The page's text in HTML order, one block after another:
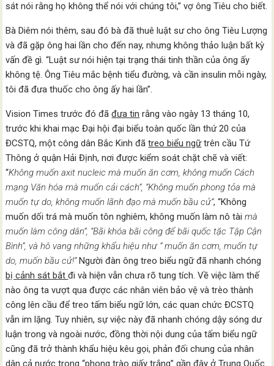
sát nói rằng họ không thể nói với chúng tôi,” vợ ông Tiêu cho biết.
Bà Diêm nói thêm, sau đó bà đã thuê luật sư cho ông Tiêu Lượng
và đã gặp ông hai lần cho đến nay, nhưng không thảo luận bất kỳ
vấn đề gì. “Luật sư nói hiện tại trạng thái tinh thần của ông ấy
không tệ. Ông Tiêu mắc bệnh tiểu đường, và cần insulin mỗi ngày,
tôi đã đưa thuốc cho ông ấy hai lần”.
Vision Times trước đó đãđưa tin rằng vào ngày 13 tháng 10,
trước khi khai mạc Đại hội đại biểu toàn quốc lần thứ 20 của
ĐCSTQ, một công dân Bắc Kinh đãtreo biểu ngữtrên cầu Tứ
Thông ở quận Hải Định, nơi được kiểm soát chặt chẽ và viết:
“Không muốn axit nucleic mà muốn ăn cơm, không muốn Cách
mạng Văn hóa mà muốn cải cách”, “Không muốn phong tỏa mà
muốn tự do, không muốn lãnh đạo mà muốn bầu cử”, “Không
muốn dối trá mà muốn tôn nghiêm, không muốn làm nô tàimà
muốn làm công dân”, “Bãi khóa bãi công để bãi quốc tặc Tập Cận
Bình”, và hô vang những khẩu hiệu như ” muốn ăn cơm, muốn tự
do, muốn bầu cử!”Người đàn ông treo biểu ngữ đã nhanh chóng
bị cảnh sát bắtđi và hiện vẫn chưa rõ tung tích. Về việc làm thế
nào ông ta vượt qua được các nhân viên bảo vệ và trèo thành
công lên cầu để treo tấm biểu ngữ lớn, các quan chức ĐCSTQ
vẫn im lặng. Tuy nhiên, sự việc này đã nhanh chóng dậy sóng dư
luận trong và ngoài nước, đồng thời nội dung của tấm biểu ngữ
cũng đã trở thành khẩu hiệu kêu gọi, phản đối chung của nhân
dân cả nước trong “phong trào giấy trắng” gần đây ở Trung Quốc.